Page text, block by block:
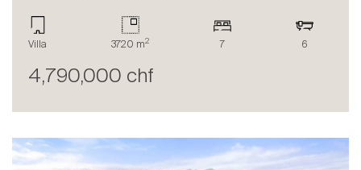
Villa 3720 m2 7 6
4,790,000 chf